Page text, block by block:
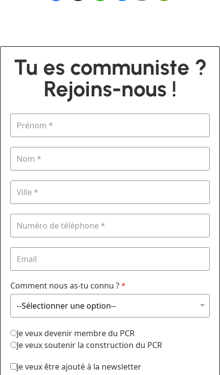
Tu es communiste ?
Rejoins-nous !
Comment nous as-tu connu ?*
Je veux devenir membre du PCR
Je veux soutenir la construction du PCR
Je veux être ajouté à la newsletter